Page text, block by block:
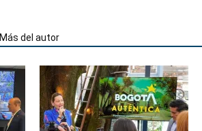
Más del autor